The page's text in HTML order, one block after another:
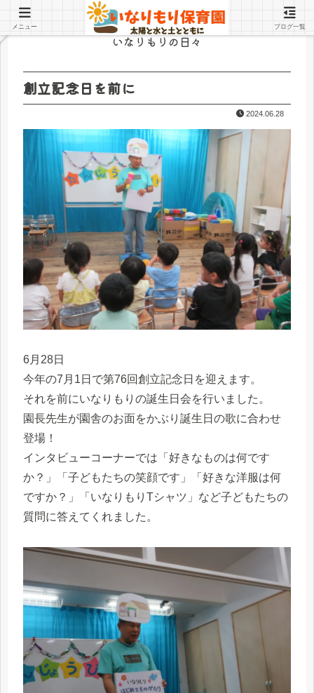
いなりもりの日々
創立記念日を前に
2024.06.28
6月28日
今年の7月1日で第76回創立記念日を迎えます。
それを前にいなりもりの誕生日会を行いました。
園長先生が園舎のお面をかぶり誕生日の歌に合わせ
登場！
インタビューコーナーでは「好きなものは何です
か？」「子どもたちの笑顔です」「好きな洋服は何
ですか？」「いなりもりТシャツ」など子どもたちの
質問に答えてくれました。
メニュー ブログ一覧